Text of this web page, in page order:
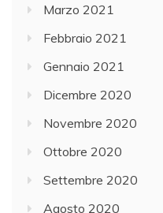
Marzo 2021
Febbraio 2021
Gennaio 2021
Dicembre 2020
Novembre 2020
Ottobre 2020
Settembre 2020
Agosto 2020